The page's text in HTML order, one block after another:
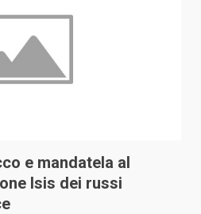
e mandatela al
Isis dei russi